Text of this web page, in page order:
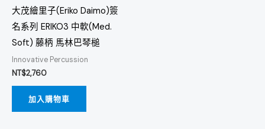
大茂繪里子(Eriko Daimo)簽
名系列 ERIKO3 中軟(Med.
Soft) 藤柄 馬林巴琴槌
Innovative Percussion
NT$2,760
加入購物車